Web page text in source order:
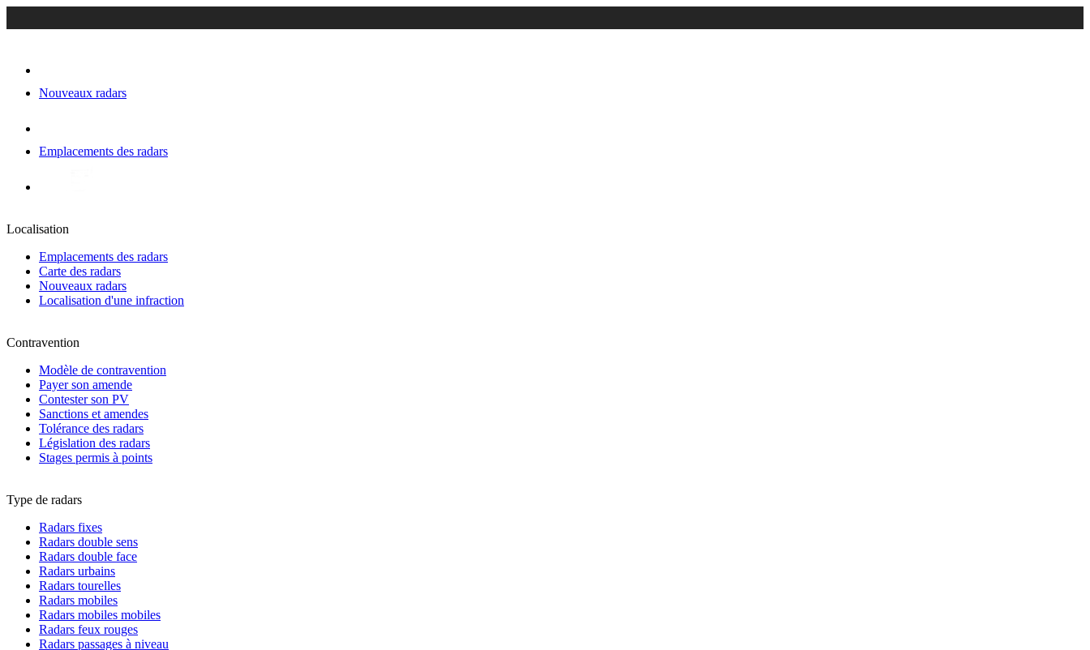
Nouveaux radars
Emplacements des radars
Localisation
Emplacements des radars
Carte des radars
Nouveaux radars
Localisation d'une infraction
Contravention
Modèle de contravention
Payer son amende
Contester son PV
Sanctions et amendes
Tolérance des radars
Législation des radars
Stages permis à points
Type de radars
Radars fixes
Radars double sens
Radars double face
Radars urbains
Radars tourelles
Radars mobiles
Radars mobiles mobiles
Radars feux rouges
Radars passages à niveau